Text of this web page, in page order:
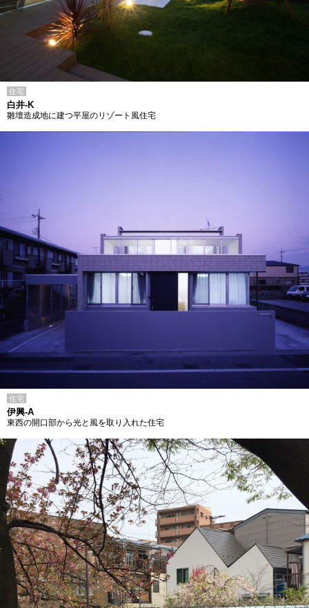
住宅
白井-K
雛壇造成地に建つ平屋のリゾート風住宅
住宅
伊興-A
東西の開口部から光と風を取り入れた住宅